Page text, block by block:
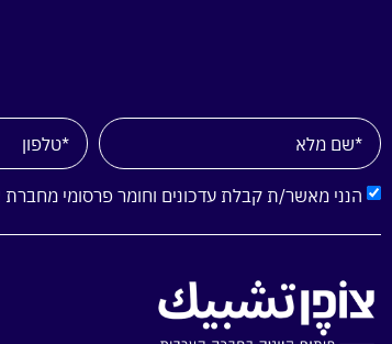
הנני מאשר/ת קבלת עדכונים וחומר פרסומי מחברת